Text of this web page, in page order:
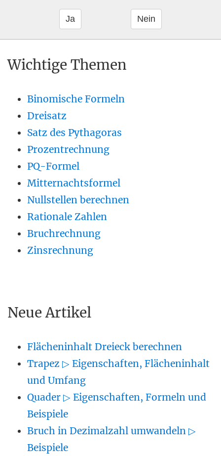
Wichtige Themen
Binomische Formeln
Dreisatz
Satz des Pythagoras
Prozentrechnung
PQ-Formel
Mitternachtsformel
Nullstellen berechnen
Rationale Zahlen
Bruchrechnung
Zinsrechnung
Neue Artikel
Flächeninhalt Dreieck berechnen
Trapez ▷ Eigenschaften, Flächeninhalt
und Umfang
Quader ▷ Eigenschaften, Formeln und
Beispiele
Bruch in Dezimalzahl umwandeln ▷
Beispiele